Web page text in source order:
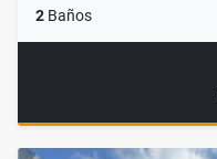
2 Baños